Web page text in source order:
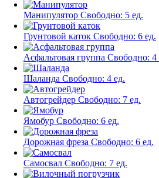
Манипулятор Свободно: 5 ед.
Грунтовой каток Свободно: 6 ед.
Асфальтовая группа Свободно: 4
Шаланда Свободно: 4 ед.
Автогрейдер Свободно: 7 ед.
Ямобур Свободно: 6 ед.
Дорожная фреза Свободно: 6 ед.
Самосвал Свободно: 7 ед.